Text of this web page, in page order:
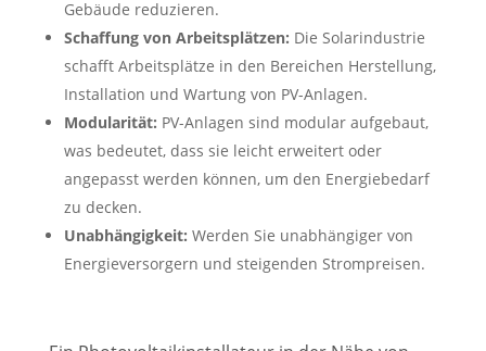
Gebäude reduzieren.
Schaffung von Arbeitsplätzen: Die Solarindustrie
schafft Arbeitsplätze in den Bereichen Herstellung,
Installation und Wartung von PV-Anlagen.
Modularität: PV-Anlagen sind modular aufgebaut,
was bedeutet, dass sie leicht erweitert oder
angepasst werden können, um den Energiebedarf
zu decken.
Unabhängigkeit: Werden Sie unabhängiger von
Energieversorgern und steigenden Strompreisen.